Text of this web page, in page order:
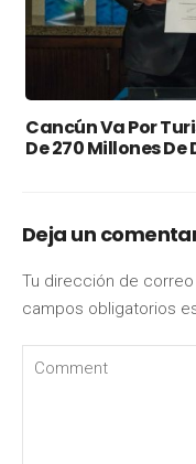
Cancún Va Por
De 270 Millones De
Deja un
Tu dirección de
campos obligatorios